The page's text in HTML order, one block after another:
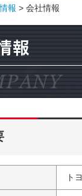
報 > 会社情報
ト